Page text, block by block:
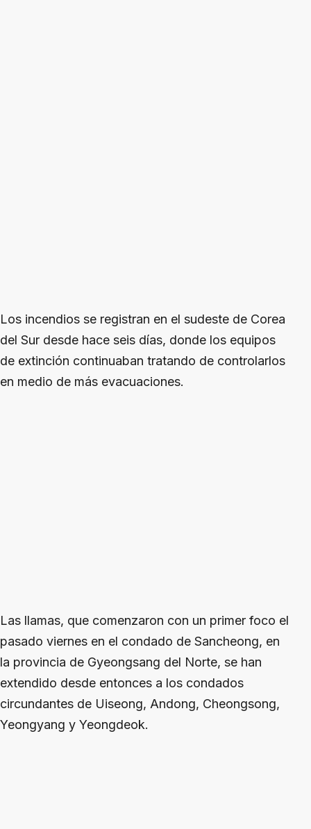
Los incendios se registran en el sudeste de Corea
del Sur desde hace seis días, donde los equipos
de extinción continuaban tratando de controlarlos
en medio de más evacuaciones.
Las llamas, que comenzaron con un primer foco el
pasado viernes en el condado de Sancheong, en
la provincia de Gyeongsang del Norte, se han
extendido desde entonces a los condados
circundantes de Uiseong, Andong, Cheongsong,
Yeongyang y Yeongdeok.